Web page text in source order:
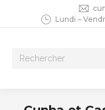
Lundi –
Recherche